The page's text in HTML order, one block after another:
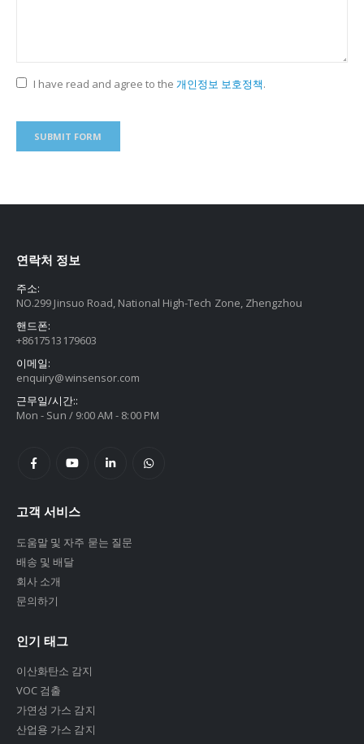
I have read and agree to the 개인정보 보호정책.
연락처 정보
주소:
NO.299 Jinsuo Road, National High-Tech Zone, Zhengzhou
핸드폰:
+8617513179603
이메일:
enquiry@winsensor.com
근무일/시간::
Mon - Sun / 9:00 AM - 8:00 PM
고객 서비스
도움말 및 자주 묻는 질문
배송 및 배달
회사 소개
문의하기
인기 태그
이산화탄소 감지
VOC 검출
가연성 가스 감지
산업용 가스 감지